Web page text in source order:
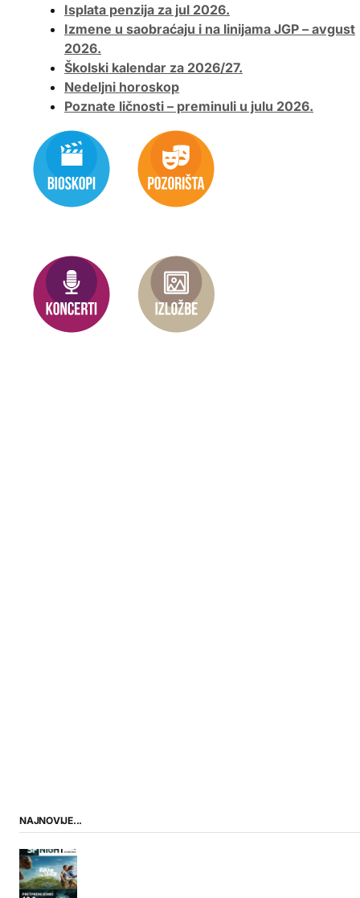
Isplata penzija za jul 2026.
Izmene u saobraćaju i na linijama JGP – avgust
2026.
Školski kalendar za 2026/27.
Nedeljni horoskop
Poznate ličnosti – preminuli u julu 2026.
NAJNOVIJE...